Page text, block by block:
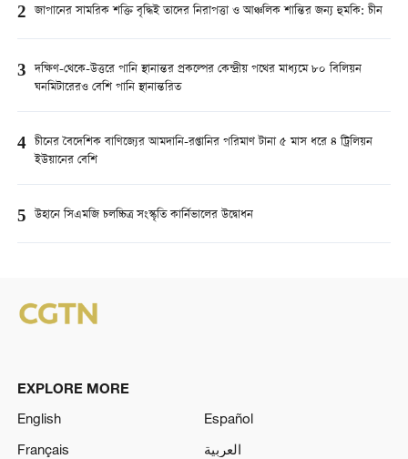
2 জাপানের সামরিক শক্তি বৃদ্ধিই তাদের নিরাপত্তা ও আঞ্চলিক শান্তির জন্য হুমকি: চীন
3 দক্ষিণ-থেকে-উত্তরে পানি স্থানান্তর প্রকল্পের কেন্দ্রীয় পথের মাধ্যমে ৮০ বিলিয়ন
ঘনমিটারেরও বেশি পানি স্থানান্তরিত
4 চীনের বৈদেশিক বাণিজ্যের আমদানি-রপ্তানির পরিমাণ টানা ৫ মাস ধরে ৪ ট্রিলিয়ন
ইউয়ানের বেশি
5 উহানে সিএমজি চলচ্চিত্র সংস্কৃতি কার্নিভালের উদ্বোধন
EXPLORE MORE
English
Español
Français
العربية